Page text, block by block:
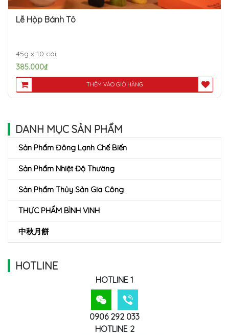
DANH MỤC SẢN PHẨM
Sản Phẩm Đông Lạnh Chế Biến
Sản Phẩm Nhiệt Độ Thường
Sản Phẩm Thủy Sản Gia Công
THỰC PHẨM BÌNH VINH
中秋月餅
HOTLINE
HOTLINE 1
0906 292 033
HOTLINE 2
Lễ Hộp Bánh Tô
45g x 10 cái
385.000₫
THÊM VÀO GIỎ HÀNG